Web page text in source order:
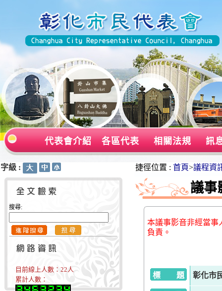
代表會介紹 各區代表 相關法規 訊
字級 :
搜尋:
目前線上人數： 22人
累計人數：
捷徑位置 : 首頁>議程資
議事
本議事影音非經當事
負責。
標 題 彰化市